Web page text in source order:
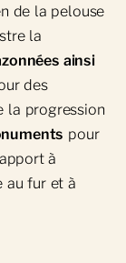
de la pelouse
la
ainsi
des
la progression
pour
à
au fur et à